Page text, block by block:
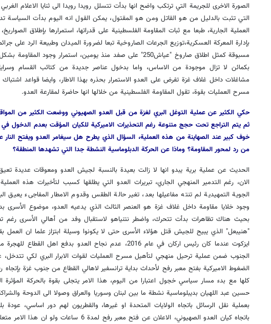
الصورة الاخرى للجريمة التي ترتكب واضح انها بدأت تتسلل رويدا رويدا الى ثنايا الاعلام
التي تثبت بالدليل من هو القاتل ومن هو المقتول، يمكن القول انه اليوم بدأت السياسة
العملية الجارية، طبعا مع ثبات المقاومة الفلسطينية على قدراتها، استمرارها بإطلاق
بإدارة المعركة العسكرية،توزيع الجرعات الصاروخية تبعا لضرورة الميدان وطبيعة الرد على
مسبوقة كمثل اطلاق صاروخ "عياش250" على صفد منذ يومين، استمرار وجود
بكمائن لا تزال موجودة من الاساس، واما بدخول عناصر جديدة من كتائب القسام
مشاغلات داخل غلاف غزة تفرض على العدو الاستمرار بحذره بهذا الاطار، وايضا قواعد
مسرح العمليات بقوة، تقول المقاومة الفلسطينية من خلالها انها حاضرة لمقارعة العدو.
حكي الكثير عن عملية التوغل البري لغزة من قبل العدو الصهيوني ووضعت الكثير من
ثم يتم التراجع تحت حجج متنوعة رغم التحذيرات الاميركية للكيان المؤقت بعدم الدخول في
خوف كبير عند الصهاينة من هذه العملية، السؤال الذي يطرح هل سيغامر العدو ويفتح النار
من رد لمحور المقاومة؟ وماذا عن الحركة الدبلوماسية النشطة جدا التي تشهدها المنطقة؟
الحديث عن عملية برية يبدو انها لا زالت بعيدة بالنسبة لجيش العدو ومعوقات عديدة
الان، رغم التدمير المنهجي الجاري، تبريرات العدو التي يطلقها كسبب لتأخيرات هذه
الجوية التمهيدية لم تنته مفاعيلها بعد، تغير حالة الطقس وقدوم الامطار المفاجىء يعيق
وجود خلايا مقاومة داخل غلاف غزة هو العنصر الثالث الذي يدعيه العدو، موضوع الأسرى
بحيث هناك تظاهرات بدأت تتحرك، واضطر نتنياهو لاستقبال وفد من أهالي الأسرى رغم
"هنيبعل" الذي يبيح للجيش قتل هؤلاء الأسرى حتى لا يكونوا وسيلة ابتزاز علما ان العمل
ايزكوت عندما كان رئيس اركان في عام 2016، عدم نجاح العدو بدفع اهل
الجنوب ضمن عملية ترحيل منهجي لتأهيل مسرح العمليات لقوات الابرار البري لكي
الضغوط الاميركية بفتح معبر رفح لأحداث بداية ترانسفير لاهالي القطاع من جنوب غزة
كلها مع بدء مسار سياسي خجول اعتبارا من اليوم، هذا الامر يتجلى بقوة بالحركة المؤثرة
حسين عبد اللهيان بديبلوماسية نشطة ما بين لبنان وسوريا والعراق وصولا الى الدوحة والشراكة
بعملية نقل الرسائل باتجاه الولايات المتحدة او غيرها، والقطريون لهم دور اساسي،
باتجاه كيان العدو الصهيوني، الاعلان عن فتح معبر رفح